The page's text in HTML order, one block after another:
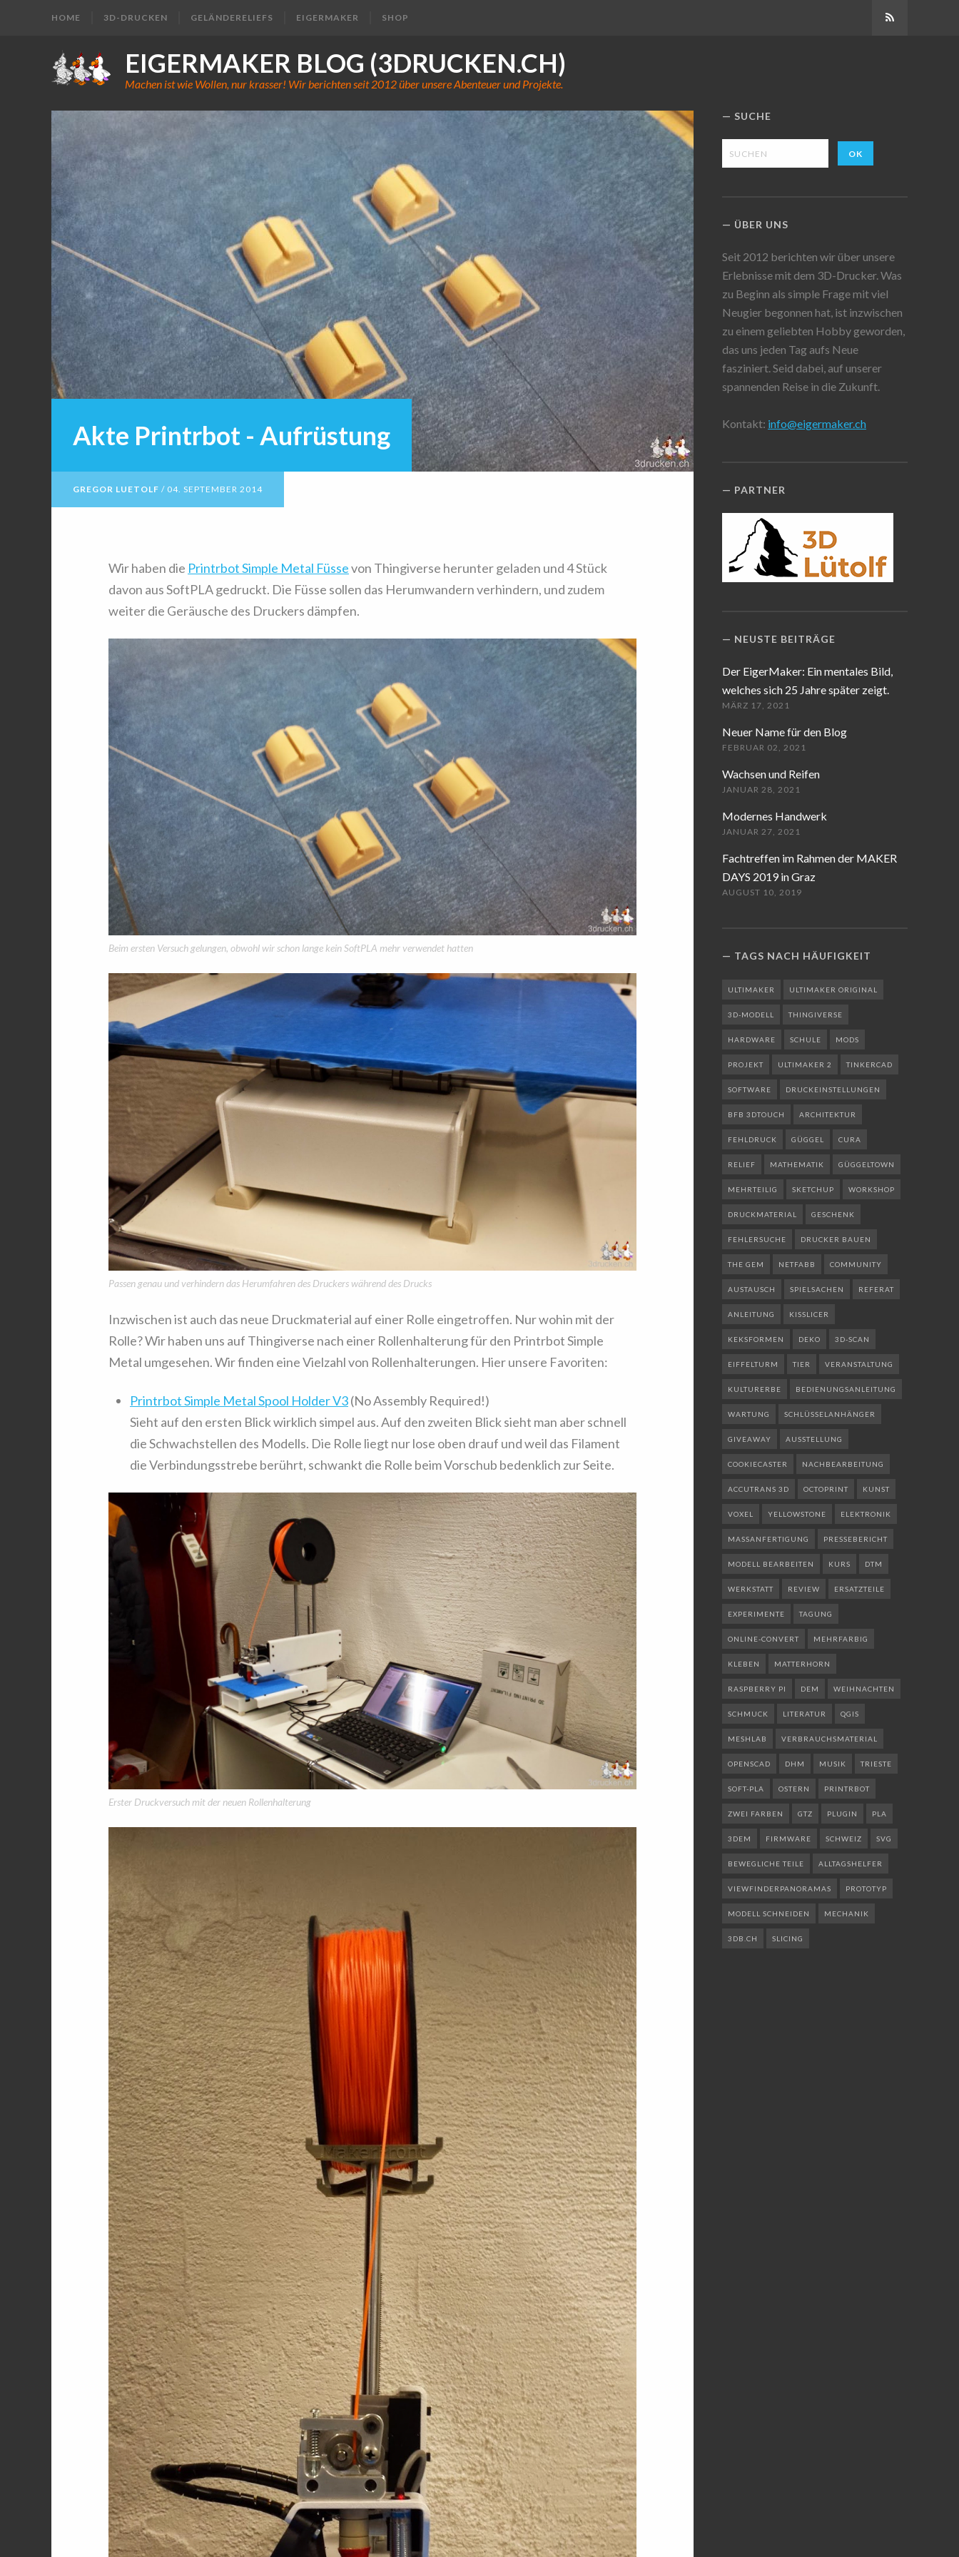
HOME 3D-DRUCKEN GELÄNDERELIEFS EIGERMAKER SHOP
EIGERMAKER BLOG (3DRUCKEN.CH)
Machen ist wie Wollen, nur krasser! Wir berichten seit 2012 über unsere Abenteuer und Projekte.
Akte Printrbot - Aufrüstung
GREGOR LUETOLF / 04. SEPTEMBER 2014
Wir haben die Printrbot Simple Metal Füssevon Thingiverse herunter geladen und 4 Stück
davon aus SoftPLA gedruckt. Die Füsse sollen das Herumwandern verhindern, und zudem
weiter die Geräusche des Druckers dämpfen.
Beim ersten Versuch gelungen, obwohl wir schon lange kein SoftPLA mehr verwendet hatten
Passen genau und verhindern das Herumfahren des Druckers während des Drucks
Inzwischen ist auch das neue Druckmaterial auf einer Rolle eingetroffen. Nur wohin mit der
Rolle? Wir haben uns auf Thingiverse nach einer Rollenhalterung für den Printrbot Simple
Metal umgesehen. Wir finden eine Vielzahl von Rollenhalterungen. Hier unsere Favoriten:
Printrbot Simple Metal Spool Holder V3(No Assembly Required!)
Sieht auf den ersten Blick wirklich simpel aus. Auf den zweiten Blick sieht man aber schnell
die Schwachstellen des Modells. Die Rolle liegt nur lose oben drauf und weil das Filament
die Verbindungsstrebe berührt, schwankt die Rolle beim Vorschub bedenklich zur Seite.
Erster Druckversuch mit der neuen Rollenhalterung
SUCHE
ÜBER UNS
Seit 2012 berichten wir über unsere
Erlebnisse mit dem 3D-Drucker. Was
zu Beginn als simple Frage mit viel
Neugier begonnen hat, ist inzwischen
zu einem geliebten Hobby geworden,
das uns jeden Tag aufs Neue
fasziniert. Seid dabei, auf unserer
spannenden Reise in die Zukunft.
Kontakt: info@eigermaker.ch
PARTNER
NEUSTE BEITRÄGE
Der EigerMaker: Ein mentales Bild,
welches sich 25 Jahre später zeigt.
MÄRZ 17, 2021
Neuer Name für den Blog
FEBRUAR 02, 2021
Wachsen und Reifen
JANUAR 28, 2021
Modernes Handwerk
JANUAR 27, 2021
Fachtreffen im Rahmen der MAKER
DAYS 2019 in Graz
AUGUST 10, 2019
TAGS NACH HÄUFIGKEIT
ULTIMAKER ULTIMAKER ORIGINAL
3D-MODELL THINGIVERSE
HARDWARE SCHULE MODS
PROJEKT ULTIMAKER 2 TINKERCAD
SOFTWARE DRUCKEINSTELLUNGEN
BFB 3DTOUCH ARCHITEKTUR
FEHLDRUCK GÜGGEL CURA
RELIEF MATHEMATIK GÜGGELTOWN
MEHRTEILIG SKETCHUP WORKSHOP
DRUCKMATERIAL GESCHENK
FEHLERSUCHE DRUCKER BAUEN
THE GEM NETFABB COMMUNITY
AUSTAUSCH SPIELSACHEN REFERAT
ANLEITUNG KISSLICER
KEKSFORMEN DEKO 3D-SCAN
EIFFELTURM TIER VERANSTALTUNG
KULTURERBE BEDIENUNGSANLEITUNG
WARTUNG SCHLÜSSELANHÄNGER
GIVEAWAY AUSSTELLUNG
COOKIECASTER NACHBEARBEITUNG
ACCUTRANS 3D OCTOPRINT KUNST
VOXEL YELLOWSTONE ELEKTRONIK
MASSANFERTIGUNG PRESSEBERICHT
MODELL BEARBEITEN KURS DTM
WERKSTATT REVIEW ERSATZTEILE
EXPERIMENTE TAGUNG
ONLINE-CONVERT MEHRFARBIG
KLEBEN MATTERHORN
RASPBERRY PI DEM WEIHNACHTEN
SCHMUCK LITERATUR QGIS
MESHLAB VERBRAUCHSMATERIAL
OPENSCAD DHM MUSIK TRIESTE
SOFT-PLA OSTERN PRINTRBOT
ZWEI FARBEN GTZ PLUGIN PLA
3DEM FIRMWARE SCHWEIZ SVG
BEWEGLICHE TEILE ALLTAGSHELFER
VIEWFINDERPANORAMAS PROTOTYP
MODELL SCHNEIDEN MECHANIK
3DB.CH SLICING